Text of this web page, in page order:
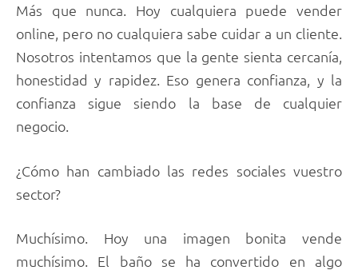
Más que nunca. Hoy cualquiera puede vender
online, pero no cualquiera sabe cuidar a un cliente.
Nosotros intentamos que la gente sienta cercanía,
honestidad y rapidez. Eso genera confianza, y la
confianza sigue siendo la base de cualquier
negocio.
¿Cómo han cambiado las redes sociales vuestro
sector?
Muchísimo. Hoy una imagen bonita vende
muchísimo. El baño se ha convertido en algo